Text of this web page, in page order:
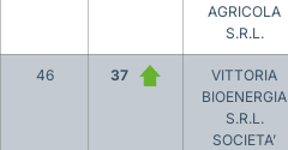
AGRICOLA
S.R.L.
46 37
VITTORIA
BIOENERGIA
S.R.L.
SOCIETA’